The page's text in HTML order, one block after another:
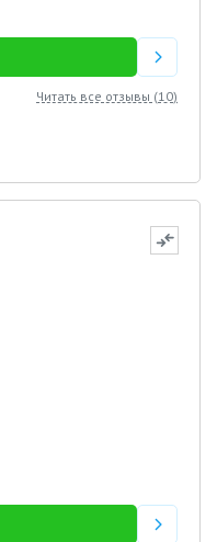
Читать все отзывы (10)